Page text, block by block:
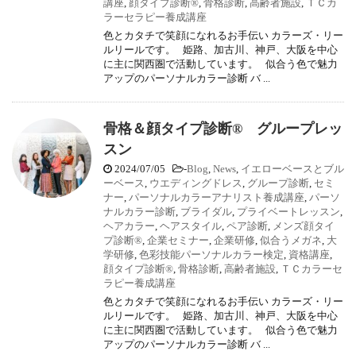
講座, 顔タイプ診断®, 骨格診断, 高齢者施設, ＴＣカ
ラーセラピー養成講座
色とカタチで笑顔になれるお手伝い カラーズ・リー
ルリールです。 姫路、加古川、神戸、大阪を中心
に主に関西圏で活動しています。 似合う色で魅力
アップのパーソナルカラー診断 バ ...
骨格＆顔タイプ診断® グループレッ
スン
2024/07/05 -Blog, News, イエローベースとブル
ーベース, ウエディングドレス, グループ診断, セミ
ナー, パーソナルカラーアナリスト養成講座, パーソ
ナルカラー診断, ブライダル, プライベートレッスン,
ヘアカラー, ヘアスタイル, ペア診断, メンズ顔タイ
プ診断®, 企業セミナー, 企業研修, 似合うメガネ, 大
学研修, 色彩技能パーソナルカラー検定, 資格講座,
顔タイプ診断®, 骨格診断, 高齢者施設, ＴＣカラーセ
ラピー養成講座
色とカタチで笑顔になれるお手伝い カラーズ・リー
ルリールです。 姫路、加古川、神戸、大阪を中心
に主に関西圏で活動しています。 似合う色で魅力
アップのパーソナルカラー診断 バ ...